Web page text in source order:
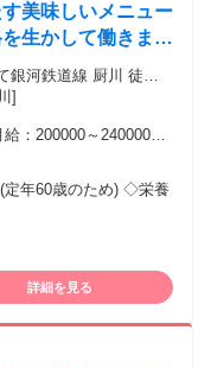
美味しいメニュー
生かして働きませ
銀河鉄道線 厨川 徒歩
東北本線 盛岡 車 15
]
：200000～240000円
件
年60歳のため) ◇栄養
詳細を見る